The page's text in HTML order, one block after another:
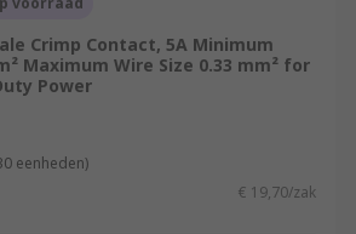
Crimp Contact, 5A Minimum
Maximum Wire Size 0.33 mm² for
Power
eenheden)
€ 19,70/zak